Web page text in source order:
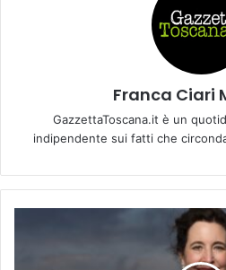
Franca Ciari
GazzettaToscana.it è un
indipendente sui fatti che